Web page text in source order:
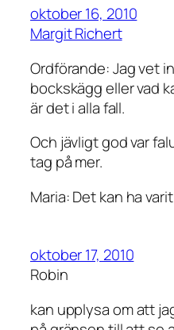
oktober 16, 2010
Margit Richert
Ordförande: Jag vet
bockskägg eller vad
är det i alla fall.
Och jävligt god var
tag på mer.
Maria: Det kan ha
oktober 17, 2010
Robin
kan upplysa om att